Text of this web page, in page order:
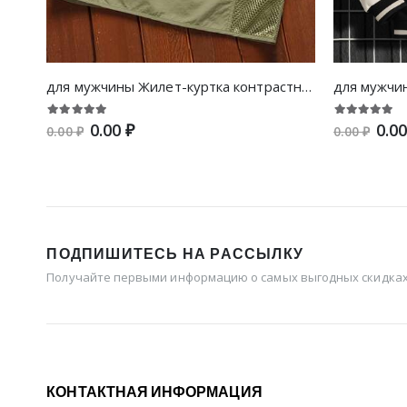
для мужчины Жилет-куртка контрастный сетчатый с карманом
0.00 ₽ 0.00 ₽ 0.00 ₽
ПОДПИШИТЕСЬ НА РАССЫЛКУ
Получайте первыми информацию о самых выгодных
КОНТАКТНАЯ ИНФОРМАЦИЯ